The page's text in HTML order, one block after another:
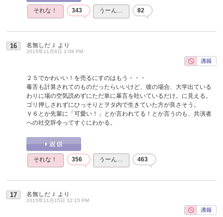
それな！ 343 うーん… 82
16 名無しだＪ より
2015年11月6日 2:09 PM
２５でかわいい！を売るにすのはもう・・・
毒舌も計算されてのものだったらいいけど、彼の場合、大学出ている
わりに場の空気読めずにただ単に暴言を吐いているだけ。に見える。
ゴリ押しされずにひっそりとヲタ内で生きていた方が良さそう。
Ｖ６とか先輩に「可愛い！」とか言われてる！とか言うのも、共演者
への社交辞令ってすぐにわかる。
それな！ 356 うーん… 463
17 名無しだＪ より
2015年11月15日 12:15 PM